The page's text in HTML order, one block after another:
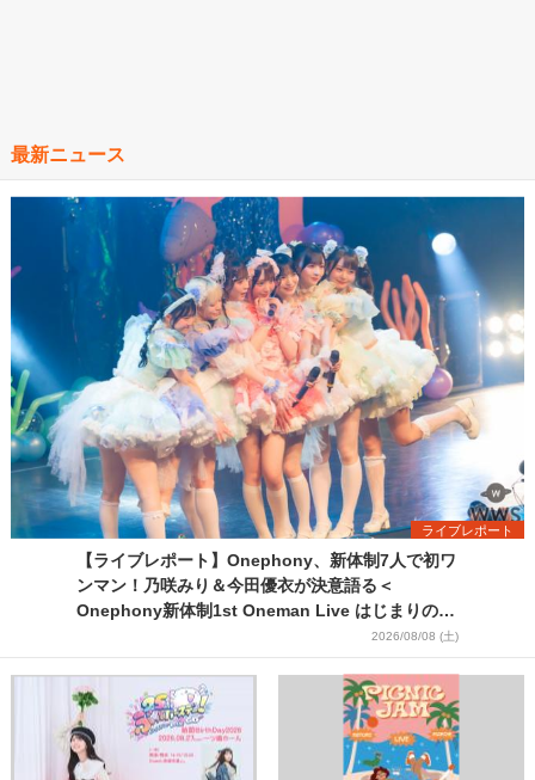
最新ニュース
ライブレポート
【ライブレポート】Onephony、新体制7人で初ワ
ンマン！乃咲みり＆今田優衣が決意語る＜
Onephony新体制1st Oneman Live はじまりの夏
2026/08/08 (土)